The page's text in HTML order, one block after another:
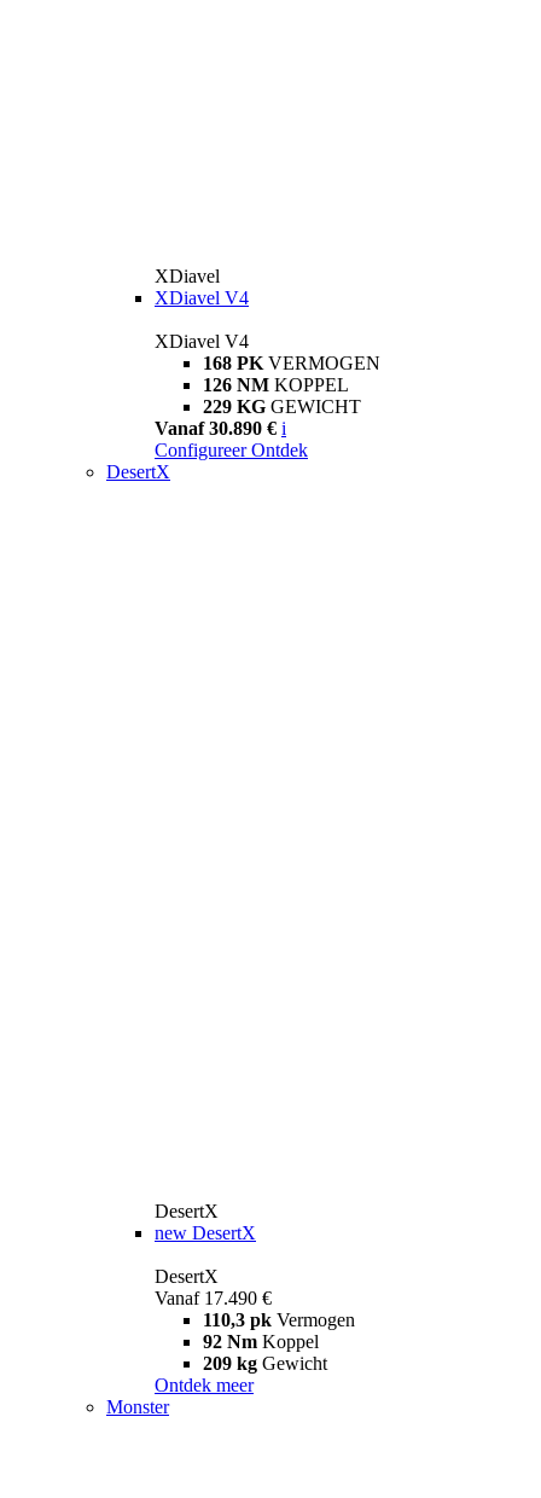
XDiavel
XDiavel V4
XDiavel V4
168 PK VERMOGEN
126 NM KOPPEL
229 KG GEWICHT
Vanaf 30.890 € i
Configureer Ontdek
DesertX
DesertX
new DesertX
DesertX
Vanaf 17.490 €
110,3 pk Vermogen
92 Nm Koppel
209 kg Gewicht
Ontdek meer
Monster